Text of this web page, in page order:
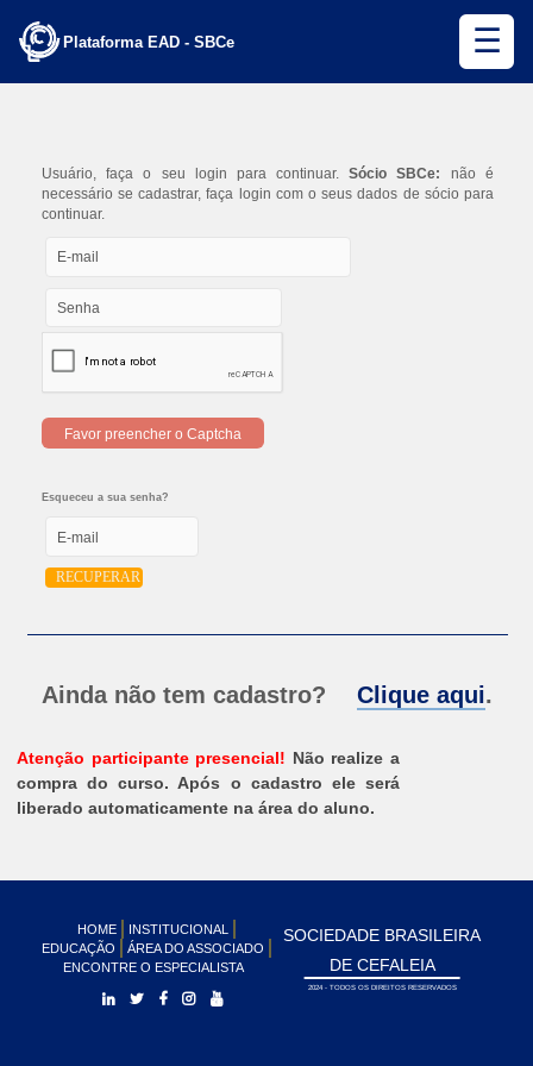
Plataforma EAD - SBCe ☰
Usuário, faça o seu login para continuar.Sócio SBCe: não é
necessário se cadastrar, faça login com o seus dados de sócio para
continuar.
Favor preencher o Captcha
Esqueceu a sua senha?
Ainda não tem cadastro? Clique aqui.
Atenção participante presencial! Não realize a
compra do curso. Após o cadastro ele será
liberado automaticamente na área do aluno.
HOME
INSTITUCIONAL
EDUCAÇÃO
ÁREA DO ASSOCIADO
ENCONTRE O ESPECIALISTA
SOCIEDADE BRASILEIRA
DE CEFALEIA
2024 - TODOS OS DIREITOS RESERVADOS